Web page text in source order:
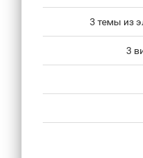
3 темы из
3